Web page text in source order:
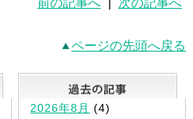
前の記事へ 次の記事へ
ページの先頭へ戻る
最新記事一覧
2026年8月 (4)